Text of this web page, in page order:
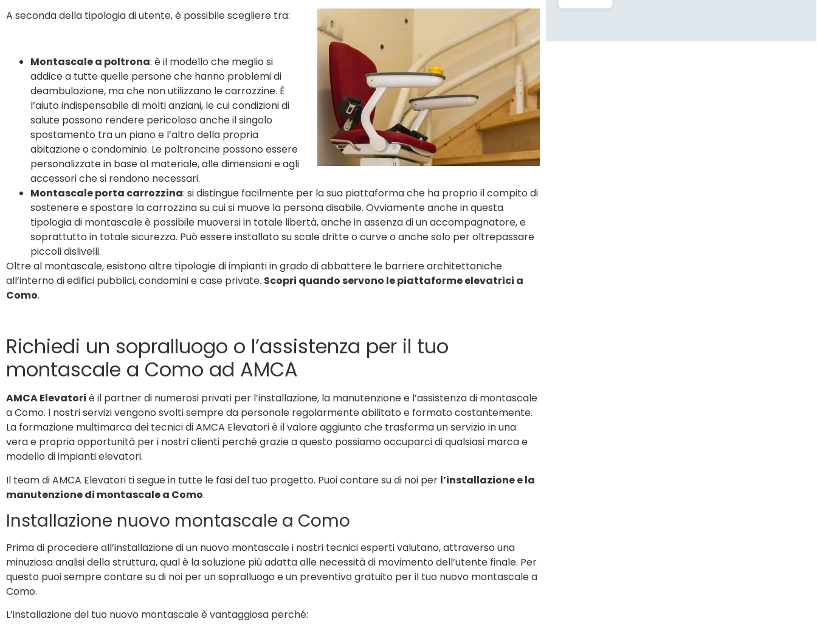
A seconda della tipologia di utente, è possibile scegliere tra:
Montascale a poltrona: è il modello che meglio si
addice a tutte quelle persone che hanno problemi di
deambulazione, ma che non utilizzano le carrozzine. È
l’aiuto indispensabile di molti anziani, le cui condizioni di
salute possono rendere pericoloso anche il singolo
spostamento tra un piano e l’altro della propria
abitazione o condominio. Le poltroncine possono essere
personalizzate in base al materiale, alle dimensioni e agli
accessori che si rendono necessari.
Montascale porta carrozzina: si distingue facilmente per la sua piattaforma che ha proprio il compito di
sostenere e spostare la carrozzina su cui si muove la persona disabile. Ovviamente anche in questa
tipologia di montascale è possibile muoversi in totale libertà, anche in assenza di un accompagnatore, e
soprattutto in totale sicurezza. Può essere installato su scale dritte o curve o anche solo per oltrepassare
piccoli dislivelli.
Oltre al montascale, esistono altre tipologie di impianti in grado di abbattere le barriere architettoniche
all’interno di edifici pubblici, condomini e case private. Scopri quando servono le piattaforme elevatrici a
Como.
Richiedi un sopralluogo o l’assistenza per il tuo
montascale a Como ad AMCA
AMCA Elevatori è il partner di numerosi privati per l’installazione, la manutenzione e l’assistenza di montascale
a Como. I nostri servizi vengono svolti sempre da personale regolarmente abilitato e formato costantemente.
La formazione multimarca dei tecnici di AMCA Elevatori è il valore aggiunto che trasforma un servizio in una
vera e propria opportunità per i nostri clienti perché grazie a questo possiamo occuparci di qualsiasi marca e
modello di impianti elevatori.
Il team di AMCA Elevatori ti segue in tutte le fasi del tuo progetto. Puoi contare su di noi per l’installazione e la
manutenzione di montascale a Como.
Installazione nuovo montascale a Como
Prima di procedere all’installazione di un nuovo montascale i nostri tecnici esperti valutano, attraverso una
minuziosa analisi della struttura, qual è la soluzione più adatta alle necessità di movimento dell’utente finale. Per
questo puoi sempre contare su di noi per un sopralluogo e un preventivo gratuito per il tuo nuovo montascale a
Como.
L’installazione del tuo nuovo montascale è vantaggiosa perché: